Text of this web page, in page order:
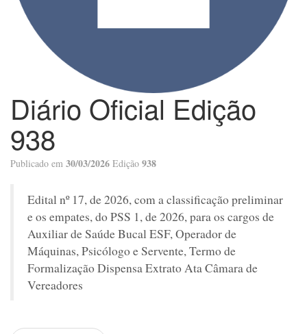
Diário Oficial Edição
938
Publicado em 30/03/2026 Edição 938
Edital nº 17, de 2026, com a classificação preliminar
e os empates, do PSS 1, de 2026, para os cargos de
Auxiliar de Saúde Bucal ESF, Operador de
Máquinas, Psicólogo e Servente, Termo de
Formalização Dispensa Extrato Ata Câmara de
Vereadores